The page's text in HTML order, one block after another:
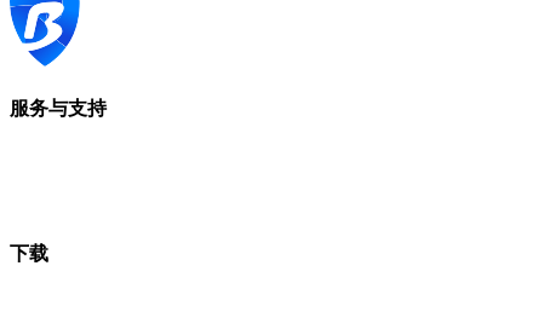
服务与支持
下载